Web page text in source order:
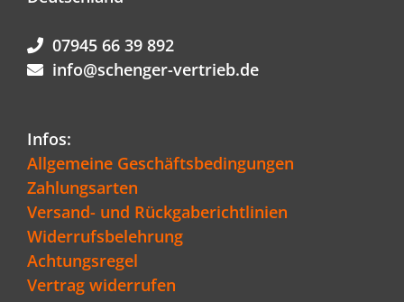
07945 66 39 892
info@schenger-vertrieb.de
Infos:
Allgemeine Geschäftsbedingungen
Zahlungsarten
Versand- und Rückgaberichtlinien
Widerrufsbelehrung
Achtungsregel
Vertrag widerrufen